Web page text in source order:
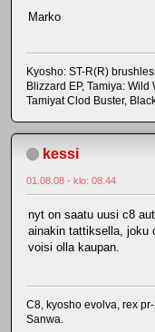
Marko
Kyosho: ST-R(R)
Blizzard EP, Tamiya:
Tamiyat Clod Buster,
kessi
01.08.08 - klo: 08.44
nyt on saatu uusi c8
ainakin tattiksella, joku
voisi olla kaupan.
C8, kyosho evolva, rex
Sanwa.